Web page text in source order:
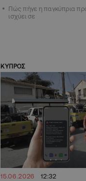
Πώς πήγε η παγκύπρια
ισχύει σε
ΚΥΠΡΟΣ
15.06.2026 12:32